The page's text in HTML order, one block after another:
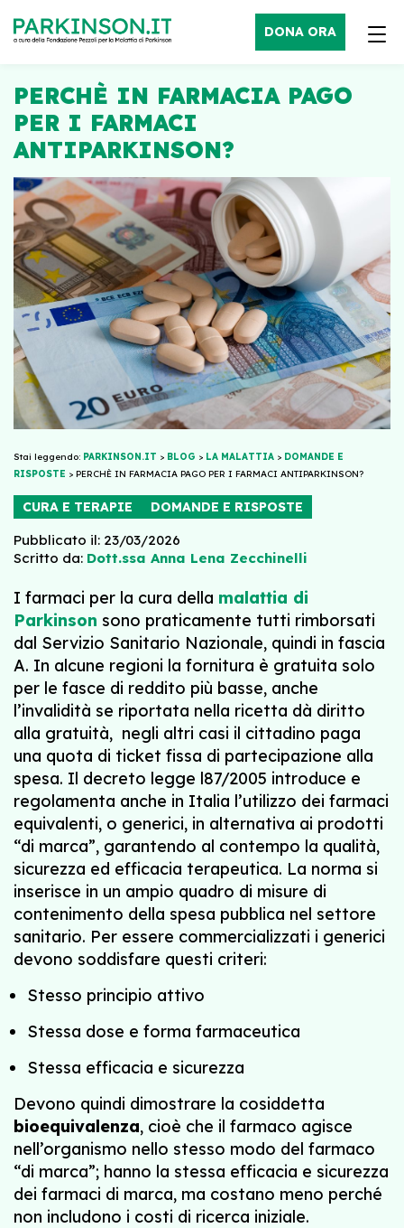
DONA ORA
PERCHÈ IN FARMACIA PAGO
PER I FARMACI
ANTIPARKINSON?
Stai leggendo: PARKINSON.IT > BLOG > LA MALATTIA > DOMANDE E
RISPOSTE > PERCHÈ IN FARMACIA PAGO PER I FARMACI ANTIPARKINSON?
CURA E TERAPIE DOMANDE E RISPOSTE
Pubblicato il: 23/03/2026
Scritto da: Dott.ssa Anna Lena Zecchinelli
I farmaci per la cura della malattia di
Parkinson sono praticamente tutti rimborsati
dal Servizio Sanitario Nazionale, quindi in fascia
A. In alcune regioni la fornitura è gratuita solo
per le fasce di reddito più basse, anche
l’invalidità se riportata nella ricetta dà diritto
alla gratuità, negli altri casi il cittadino paga
una quota di ticket fissa di partecipazione alla
spesa. Il decreto legge l87/2005 introduce e
regolamenta anche in Italia l’utilizzo dei farmaci
equivalenti, o generici, in alternativa ai prodotti
“di marca”, garantendo al contempo la qualità,
sicurezza ed efficacia terapeutica. La norma si
inserisce in un ampio quadro di misure di
contenimento della spesa pubblica nel settore
sanitario. Per essere commercializzati i generici
devono soddisfare questi criteri:
Stesso principio attivo
Stessa dose e forma farmaceutica
Stessa efficacia e sicurezza
Devono quindi dimostrare la cosiddetta
bioequivalenza, cioè che il farmaco agisce
nell’organismo nello stesso modo del farmaco
“di marca”; hanno la stessa efficacia e sicurezza
dei farmaci di marca, ma costano meno perché
non includono i costi di ricerca iniziale.